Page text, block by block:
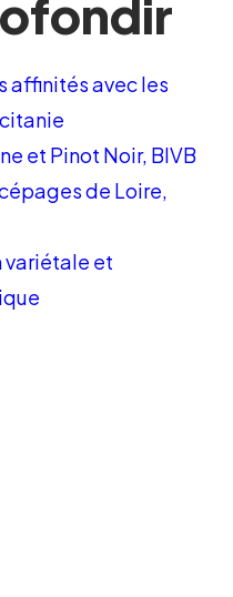
affinités avec les
et Pinot Noir, BIVB
de Loire,
variétale et